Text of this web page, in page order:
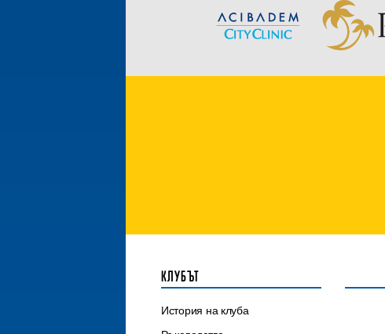
КЛУБЪТ
История на клуба